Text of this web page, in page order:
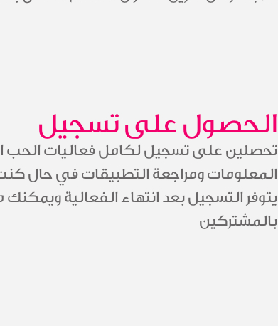
الحصول على تسجيل
تحصلين على تسجيل لكامل فعاليات الحب
المعلومات ومراجعة التطبيقات في حال
يتوفر التسجيل بعد انتهاء الفعالية
بالمشتركين